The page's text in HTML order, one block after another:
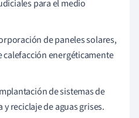
para el medio
de paneles solares,
calefacción energéticamente
de sistemas de
reciclaje de aguas grises.